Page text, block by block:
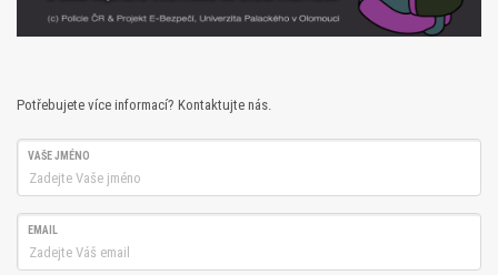
Potřebujete více informací? Kontaktujte nás.
VAŠE JMÉNO
EMAIL